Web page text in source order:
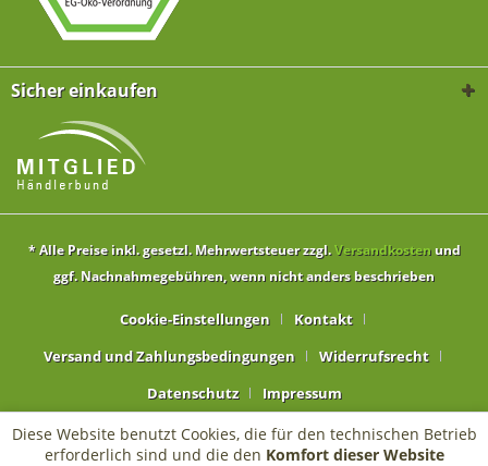
Sicher einkaufen
* Alle Preise inkl. gesetzl. Mehrwertsteuer zzgl.Versandkostenund
ggf. Nachnahmegebühren, wenn nicht anders beschrieben
Cookie-Einstellungen
Kontakt
Versand und Zahlungsbedingungen
Widerrufsrecht
Datenschutz
Impressum
Diese Website benutzt Cookies, die für den technischen Betrieb
erforderlich sind und die den Komfort dieser Website